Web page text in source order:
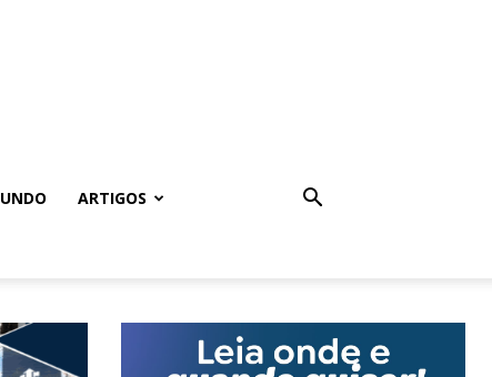
ARTIGOS